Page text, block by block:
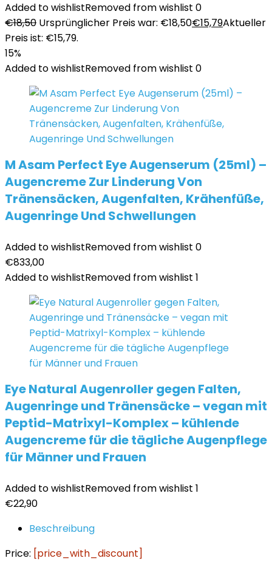
Added to wishlistRemoved from wishlist 0
€18,50 Ursprünglicher Preis war: €18,50€15,79Aktueller
Preis ist: €15,79.
15%
Added to wishlistRemoved from wishlist 0
M Asam Perfect Eye Augenserum (25ml) –
Augencreme Zur Linderung Von
Tränensäcken, Augenfalten, Krähenfüße,
Augenringe Und Schwellungen
Added to wishlistRemoved from wishlist 0
€833,00
Added to wishlistRemoved from wishlist 1
Eye Natural Augenroller gegen Falten,
Augenringe und Tränensäcke – vegan mit
Peptid-Matrixyl-Komplex – kühlende
Augencreme für die tägliche Augenpflege
für Männer und Frauen
Added to wishlistRemoved from wishlist 1
€22,90
Beschreibung
Price: [price_with_discount]